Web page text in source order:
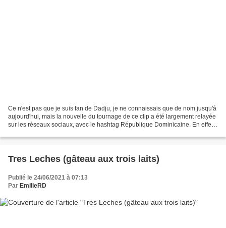
Ce n'est pas que je suis fan de Dadju, je ne connaissais que de nom jusqu'à
aujourd'hui, mais la nouvelle du tournage de ce clip a été largement relayée
sur les réseaux sociaux, avec le hashtag République Dominicaine. En effet,
Tres Leches (gâteau aux trois laits)
Publié le 24/06/2021 à 07:13
Par EmilieRD